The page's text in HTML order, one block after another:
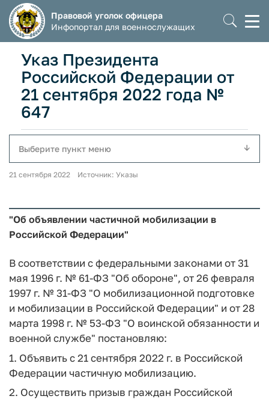
Правовой уголок офицера
Инфопортал для военнослужащих
Указ Президента
Российской Федерации от
21 сентября 2022 года №
647
Выберите пункт меню
21 сентября 2022 Источник: Указы
"Об объявлении частичной мобилизации в
Российской Федерации"
В соответствии с федеральными законами от 31
мая 1996 г. № 61-ФЗ "Об обороне", от 26 февраля
1997 г. № 31-ФЗ "О мобилизационной подготовке
и мобилизации в Российской Федерации" и от 28
марта 1998 г. № 53-ФЗ "О воинской обязанности и
военной службе" постановляю:
1. Объявить с 21 сентября 2022 г. в Российской
Федерации частичную мобилизацию.
2. Осуществить призыв граждан Российской